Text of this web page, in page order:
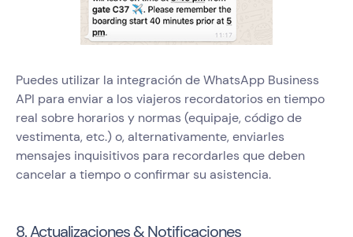
Puedes utilizar la integración de WhatsApp Business
API para enviar a los viajeros recordatorios en tiempo
real sobre horarios y normas (equipaje, código de
vestimenta, etc.) o, alternativamente, enviarles
mensajes inquisitivos para recordarles que deben
cancelar a tiempo o confirmar su asistencia.
8. Actualizaciones & Notificaciones